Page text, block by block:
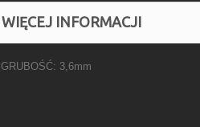
WIĘCEJ INFORMACJI
GRUBOŚĆ: 3,6mm